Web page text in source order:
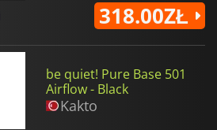
318.00ZŁ
be quiet! Pure Base 501
Airflow - Black
Kakto